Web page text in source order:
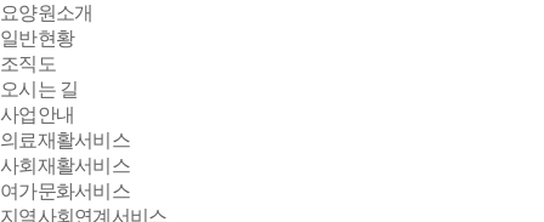
요양원소개
일반현황
조직도
오시는 길
사업안내
의료재활서비스
사회재활서비스
여가문화서비스
지역사회연계서비스